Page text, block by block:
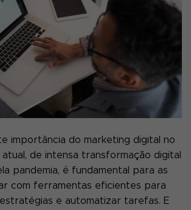
importância do marketing digital no
atual, de intensa transformação digital
pandemia, é fundamental para as
com ferramentas eficientes para
e automatizar tarefas. E